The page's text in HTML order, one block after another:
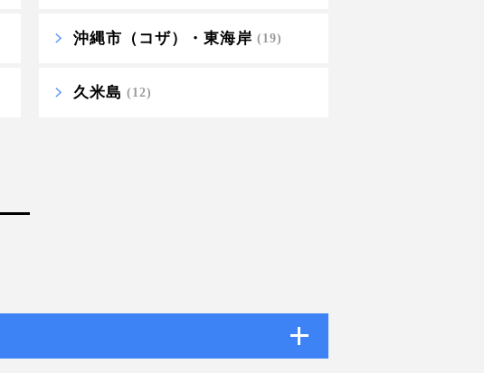
沖縄市（コザ）・東海岸 (19)
久米島 (12)